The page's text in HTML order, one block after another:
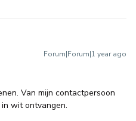
Forum|Forum|1 year ago
Van mijn contactpersoon
wit ontvangen.